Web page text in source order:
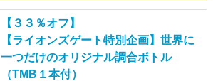
【３３％オフ】
【ライオンズゲート特別企画】世界に
一つだけのオリジナル調合ボトル
（TMB１本付）